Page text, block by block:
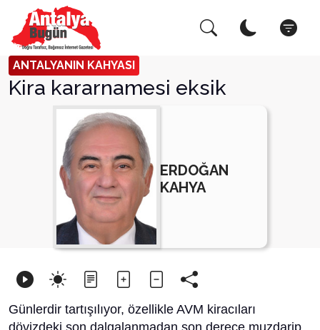
ANTALYANIN KAHYASI
Kira kararnamesi eksik
ERDOĞAN
KAHYA
Günlerdir tartışılıyor, özellikle AVM kiracıları
dövizdeki son dalgalanmadan son derece muzdarip
Arama Yap! Kapat